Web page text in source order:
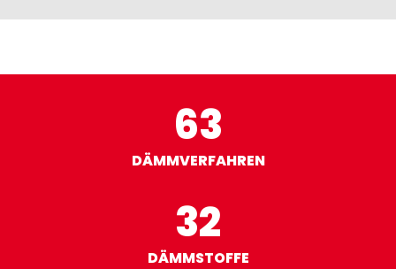
63
DÄMMVERFAHREN
32
DÄMMSTOFFE